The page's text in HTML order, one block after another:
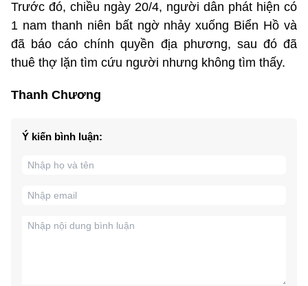
Trước đó, chiều ngày 20/4, người dân phát hiện có
1 nam thanh niên bất ngờ nhảy xuống Biển Hồ và
đã báo cáo chính quyền địa phương, sau đó đã
thuê thợ lặn tìm cứu người nhưng không tìm thấy.
Thanh Chương
Ý kiến bình luận: